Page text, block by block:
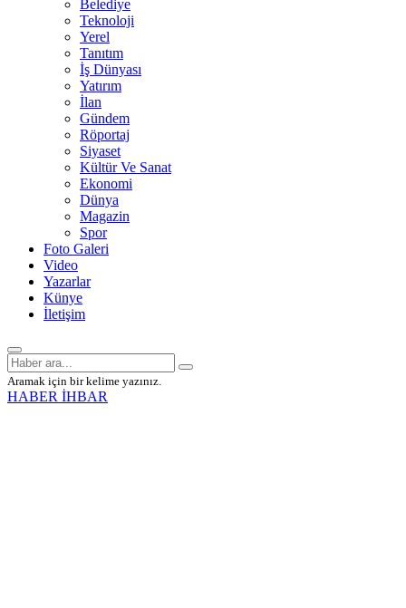
Belediye
Teknoloji
Yerel
Tanıtım
İş Dünyası
Yatırım
İlan
Gündem
Röportaj
Siyaset
Kültür Ve Sanat
Ekonomi
Dünya
Magazin
Spor
Foto Galeri
Video
Yazarlar
Künye
İletişim
Aramak için bir kelime yazınız.
HABER İHBAR